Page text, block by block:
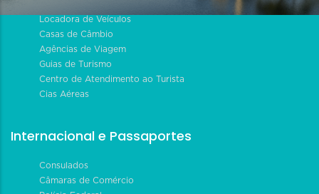
Locadora de Veículos
Casas de Câmbio
Agências de Viagem
Guias de Turismo
Centro de Atendimento ao Turista
Cias Aéreas
Internacional e Passaportes
Consulados
Câmaras de Comércio